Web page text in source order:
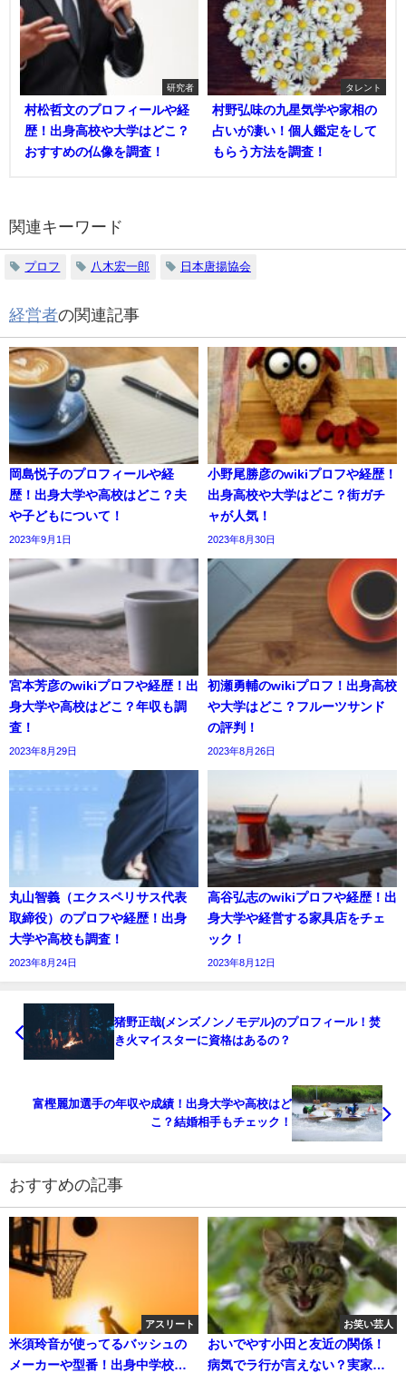
研究者
村松哲文のプロフィールや経
歴！出身高校や大学はどこ？
おすすめの仏像を調査！
タレント
村野弘味の九星気学や家相の
占いが凄い！個人鑑定をして
もらう方法を調査！
関連キーワード
プロフ 八木宏一郎 日本唐揚協会
経営者の関連記事
岡島悦子のプロフィールや経
歴！出身大学や高校はどこ？夫
や子どもについて！
2023年9月1日
小野尾勝彦のwikiプロフや経歴！
出身高校や大学はどこ？街ガチ
ャが人気！
2023年8月30日
宮本芳彦のwikiプロフや経歴！出
身大学や高校はどこ？年収も調
査！
2023年8月29日
初瀬勇輔のwikiプロフ！出身高校
や大学はどこ？フルーツサンド
の評判！
2023年8月26日
丸山智義（エクスペリサス代表
取締役）のプロフや経歴！出身
大学や高校も調査！
2023年8月24日
高谷弘志のwikiプロフや経歴！出
身大学や経営する家具店をチェ
ック！
2023年8月12日
猪野正哉(メンズノンノモデル)のプロフィール！焚
き火マイスターに資格はあるの？
富樫麗加選手の年収や成績！出身大学や高校はど
こ？結婚相手もチェック！
おすすめの記事
アスリート
米須玲音が使ってるバッシュの
メーカーや型番！出身中学校は
お笑い芸人
おいでやす小田と友近の関係！
病気でラ行が言えない？実家や